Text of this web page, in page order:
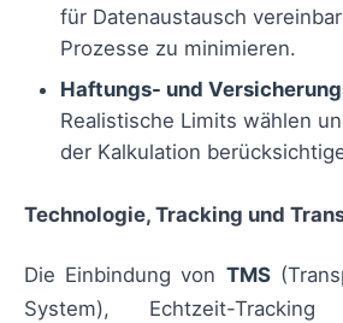
für Datenaustausch
Prozesse zu minimieren.
Haftungs- und
Realistische Limits wählen
der Kalkulation
Technologie, Tracking und
Die Einbindung von TMS
System), Echtzeit-